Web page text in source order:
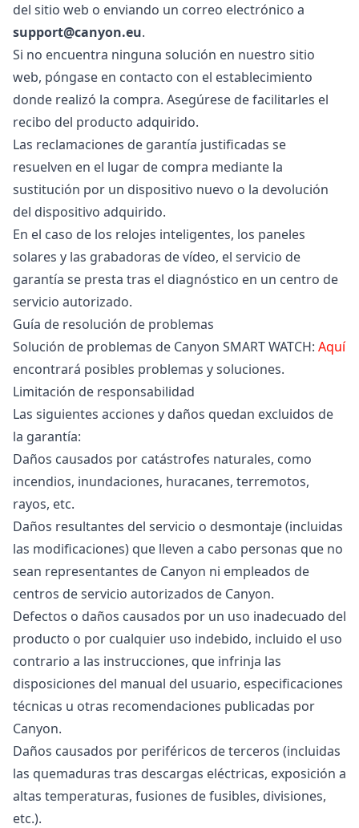
del sitio web o enviando un correo electrónico a
support@canyon.eu.
Si no encuentra ninguna solución en nuestro sitio
web, póngase en contacto con el establecimiento
donde realizó la compra. Asegúrese de facilitarles el
recibo del producto adquirido.
Las reclamaciones de garantía justificadas se
resuelven en el lugar de compra mediante la
sustitución por un dispositivo nuevo o la devolución
del dispositivo adquirido.
En el caso de los relojes inteligentes, los paneles
solares y las grabadoras de vídeo, el servicio de
garantía se presta tras el diagnóstico en un centro de
servicio autorizado.
Guía de resolución de problemas
Solución de problemas de Canyon SMART WATCH: Aquí
encontrará posibles problemas y soluciones.
Limitación de responsabilidad
Las siguientes acciones y daños quedan excluidos de
la garantía:
Daños causados por catástrofes naturales, como
incendios, inundaciones, huracanes, terremotos,
rayos, etc.
Daños resultantes del servicio o desmontaje (incluidas
las modificaciones) que lleven a cabo personas que no
sean representantes de Canyon ni empleados de
centros de servicio autorizados de Canyon.
Defectos o daños causados por un uso inadecuado del
producto o por cualquier uso indebido, incluido el uso
contrario a las instrucciones, que infrinja las
disposiciones del manual del usuario, especificaciones
técnicas u otras recomendaciones publicadas por
Canyon.
Daños causados por periféricos de terceros (incluidas
las quemaduras tras descargas eléctricas, exposición a
altas temperaturas, fusiones de fusibles, divisiones,
etc.).